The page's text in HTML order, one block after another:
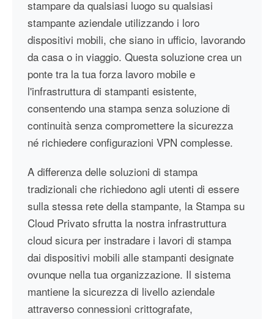
stampare da qualsiasi luogo su qualsiasi
stampante aziendale utilizzando i loro
dispositivi mobili, che siano in ufficio, lavorando
da casa o in viaggio. Questa soluzione crea un
ponte tra la tua forza lavoro mobile e
l'infrastruttura di stampanti esistente,
consentendo una stampa senza soluzione di
continuità senza compromettere la sicurezza
né richiedere configurazioni VPN complesse.
A differenza delle soluzioni di stampa
tradizionali che richiedono agli utenti di essere
sulla stessa rete della stampante, la Stampa su
Cloud Privato sfrutta la nostra infrastruttura
cloud sicura per instradare i lavori di stampa
dai dispositivi mobili alle stampanti designate
ovunque nella tua organizzazione. Il sistema
mantiene la sicurezza di livello aziendale
attraverso connessioni crittografate,